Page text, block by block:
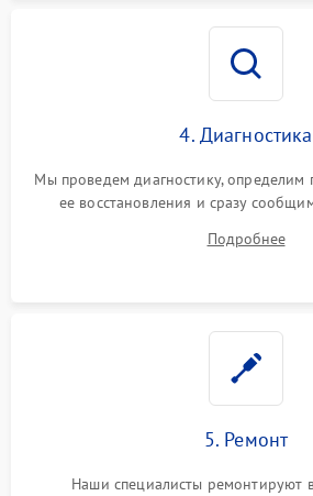
4. Диагностика
Мы проведем диагностику, определим
ее восстановления и сразу
Подробнее
5. Ремонт
Наши специалисты ремонтируют